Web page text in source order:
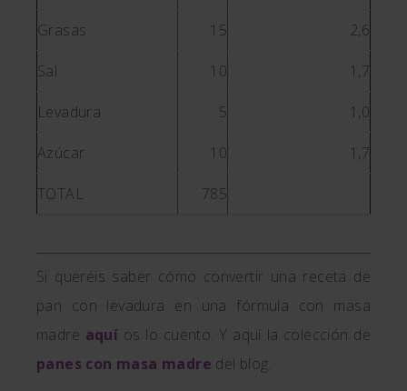
Grasas 15 2,6
Sal 10 1,7
Levadura 5 1,0
Azúcar 10 1,7
TOTAL 785
Si queréis saber cómo convertir una receta de
pan con levadura en una fórmula con masa
madre aquí os lo cuento. Y aquí la colección de
panes con masa madre del blog.